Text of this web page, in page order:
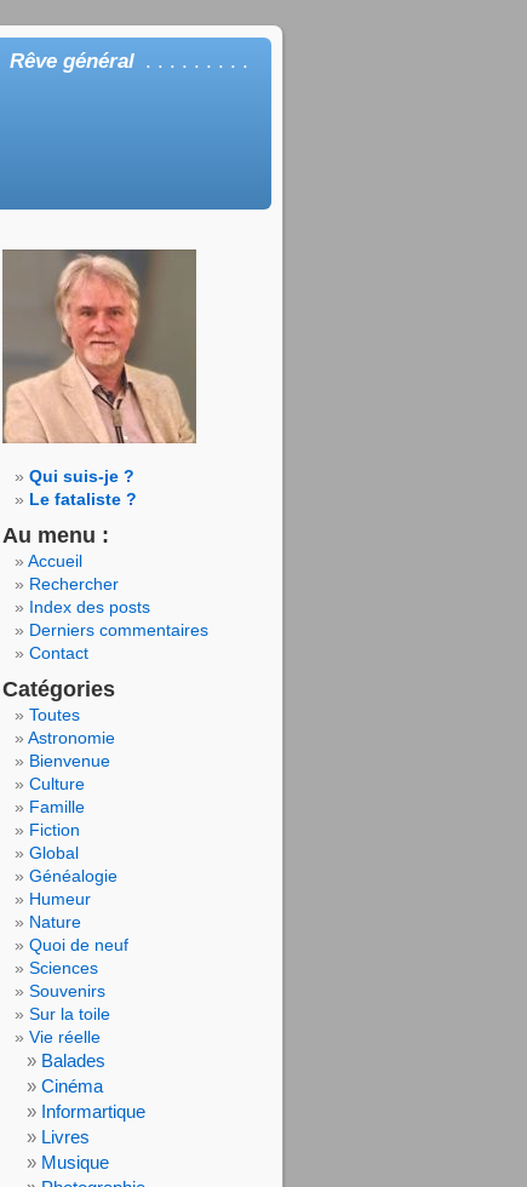
Rêve général . . . . . . . . .
Qui suis-je ?
Le fataliste ?
Au menu :
Accueil
Rechercher
Index des posts
Derniers commentaires
Contact
Catégories
Toutes
Astronomie
Bienvenue
Culture
Famille
Fiction
Global
Généalogie
Humeur
Nature
Quoi de neuf
Sciences
Souvenirs
Sur la toile
Vie réelle
Balades
Cinéma
Informartique
Livres
Musique